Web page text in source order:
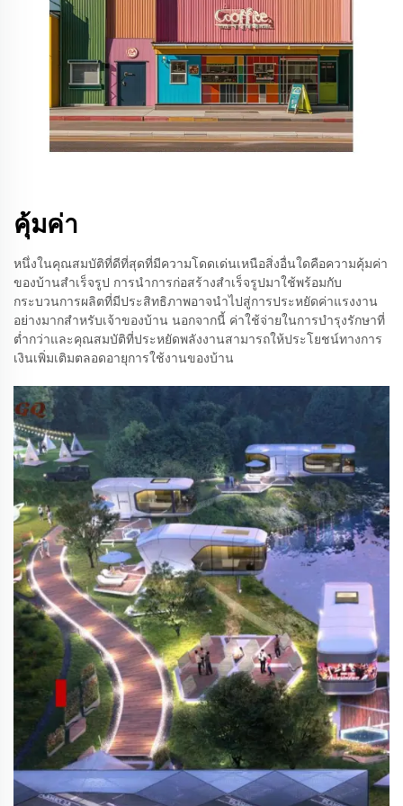
คุ้มค่า
หนึ่งในคุณสมบัติที่ดีที่สุดที่มีความโดดเด่นเหนือสิ่งอื่นใดคือความคุ้มค่า
ของบ้านสำเร็จรูป การนำการก่อสร้างสำเร็จรูปมาใช้พร้อมกับ
กระบวนการผลิตที่มีประสิทธิภาพอาจนำไปสู่การประหยัดค่าแรงงาน
อย่างมากสำหรับเจ้าของบ้าน นอกจากนี้ ค่าใช้จ่ายในการบำรุงรักษาที่
ต่ำกว่าและคุณสมบัติที่ประหยัดพลังงานสามารถให้ประโยชน์ทางการ
เงินเพิ่มเติมตลอดอายุการใช้งานของบ้าน